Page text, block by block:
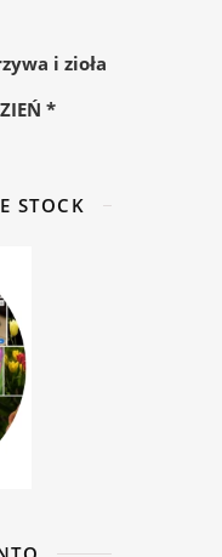
i zioła
*
STOCK